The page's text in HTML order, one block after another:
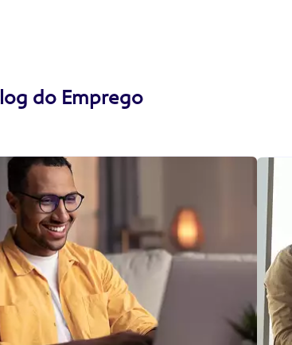
do Emprego